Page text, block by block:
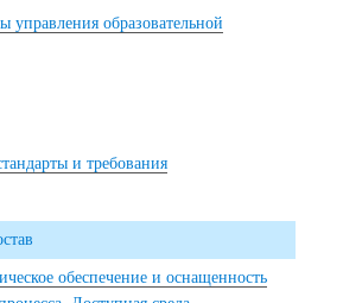
управления образовательной
и требования
обеспечение и оснащенность